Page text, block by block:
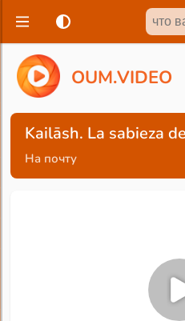
OUM.VIDEO
Kailāsh. La sabieza
На почту